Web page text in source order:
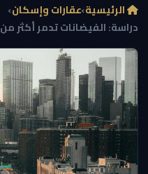
الرئيسية›عقارات وإسكان›
دراسة: الفيضانات تدمر أكثر من 80 ألف وحدة سكنية في...